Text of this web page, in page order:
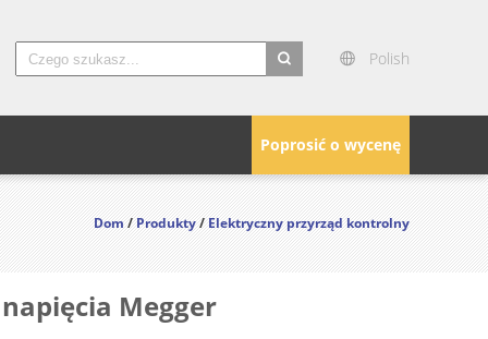
Polish
Poprosić o wycenę
Dom/Produkty/Elektryczny przyrząd kontrolny
Megger